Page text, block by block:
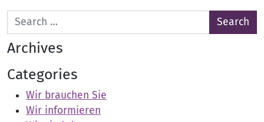
Search for:
Archives
Categories
Wir brauchen Sie
Wir informieren